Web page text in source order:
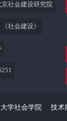
京社会建设研究院
《社会建设》
大学社会学院 技术